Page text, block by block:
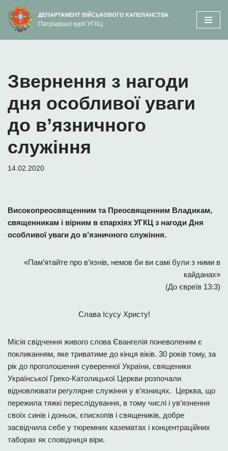
вмісту
Перейти
до
ДЕПАРТАМЕНТ ВІЙСЬКОВОГО КАПЕЛАНСТВА
Патріаршої курії УГКЦ
Звернення з нагоди
дня особливої уваги
до в’язничного
служіння
14.02.2020
Високопреосвященним та Преосвященним Владикам,
священникам і вірним в єпархіях УГКЦ з нагоди Дня
особливої уваги до в’язничного служіння.
«Пам’ятайте про в’язнів, немов би ви самі були з ними в
кайданах»
(До євреїв 13:3)
Слава Ісусу Христу!
Місія свідчення живого слова Євангелія поневоленим є
покликанням, яке триватиме до кінця віків. 30 років тому, за
рік до проголошення суверенної України, священики
Української Греко-Католицької Церкви розпочали
відновлювати регулярне служіння у в’язницях. Церква, що
пережила тяжкі переслідування, в тому числі і ув’язнення
своїх синів і доньок, єпископів і священиків, добре
засвідчила себе у тюремних казематах і концентраційних
таборах як сповідниця віри.